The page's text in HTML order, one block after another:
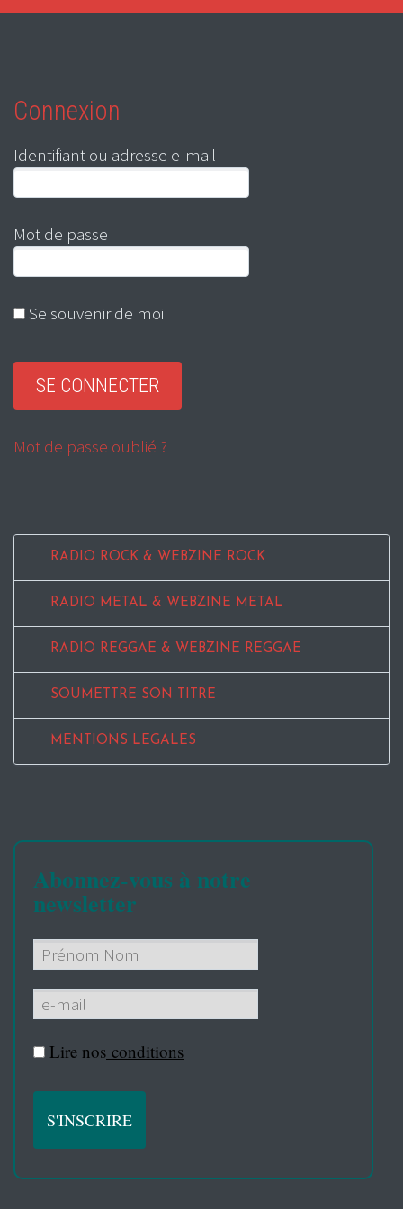
Connexion
Identifiant ou adresse e-mail
Mot de passe
Se souvenir de moi
Mot de passe oublié ?
RADIO ROCK & WEBZINE ROCK
RADIO METAL & WEBZINE METAL
RADIO REGGAE & WEBZINE REGGAE
SOUMETTRE SON TITRE
MENTIONS LEGALES
Abonnez-vous à notre
newsletter
Lire nos conditions